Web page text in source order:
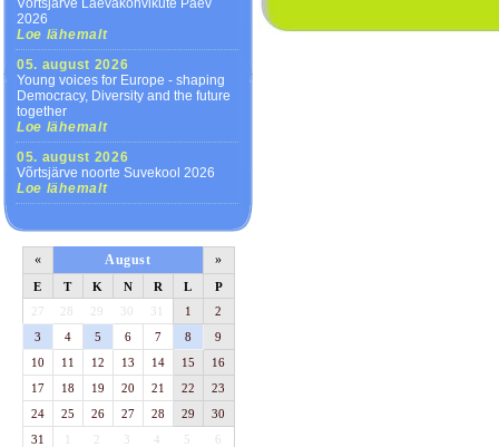
Võrtsjärve Laevakohvikute Päev
2026
Loe lähemalt
05. august 2026
Young voices for Europe - shaping
Democracy, Diversity and the future
together
Loe lähemalt
05. august 2026
Võrtsjärve noorte Suvekool 2026
Loe lähemalt
« August »
E T K N R L
P
27
28 29 30 31 1
2
3
4 5 6 7 8
9
10
11 12 13 14 15
16
17
18 19 20 21 22
23
24
25 26 27 28 29
30
31
1 3 4 5 6